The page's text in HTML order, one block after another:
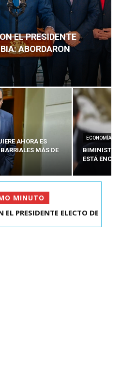
EL PRESIDENTE
ABORDARON
AHORA ES
MÁS DE
ECONOMÍA
BIMINISTRO
ESTÁ
MINUTO
AHORA ES HACER